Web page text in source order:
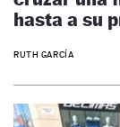
hasta a su
RUTH GARCÍA